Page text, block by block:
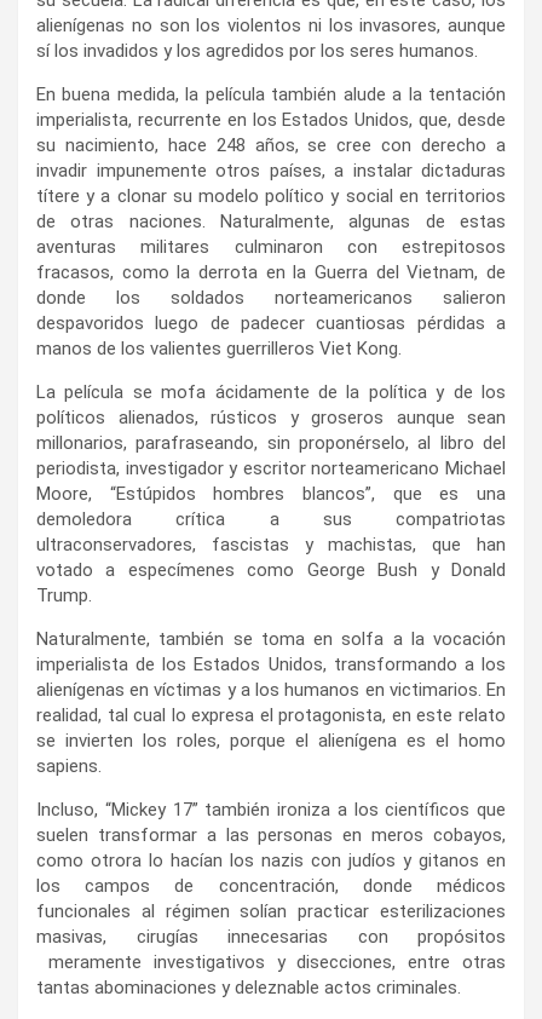
alienígenas no son los violentos ni los invasores, aunque
sí los invadidos y los agredidos por los seres humanos.
En buena medida, la película también alude a la tentación
imperialista, recurrente en los Estados Unidos, que, desde
su nacimiento, hace 248 años, se cree con derecho a
invadir impunemente otros países, a instalar dictaduras
títere y a clonar su modelo político y social en territorios
de otras naciones. Naturalmente, algunas de estas
aventuras militares culminaron con estrepitosos
fracasos, como la derrota en la Guerra del Vietnam, de
donde los soldados norteamericanos salieron
despavoridos luego de padecer cuantiosas pérdidas a
manos de los valientes guerrilleros Viet Kong.
La película se mofa ácidamente de la política y de los
políticos alienados, rústicos y groseros aunque sean
millonarios, parafraseando, sin proponérselo, al libro del
periodista, investigador y escritor norteamericano Michael
Moore, “Estúpidos hombres blancos”, que es una
demoledora crítica a sus compatriotas
ultraconservadores, fascistas y machistas, que han
votado a especímenes como George Bush y Donald
Trump.
Naturalmente, también se toma en solfa a la vocación
imperialista de los Estados Unidos, transformando a los
alienígenas en víctimas y a los humanos en victimarios. En
realidad, tal cual lo expresa el protagonista, en este relato
se invierten los roles, porque el alienígena es el homo
sapiens.
Incluso, “Mickey 17” también ironiza a los científicos que
suelen transformar a las personas en meros cobayos,
como otrora lo hacían los nazis con judíos y gitanos en
los campos de concentración, donde médicos
funcionales al régimen solían practicar esterilizaciones
masivas, cirugías innecesarias con propósitos
meramente investigativos y disecciones, entre otras
tantas abominaciones y deleznable actos criminales.